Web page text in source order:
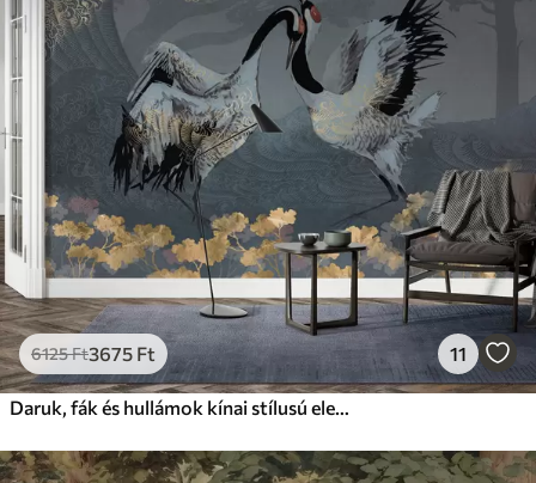
6125Ft3675 Ft 11
Daruk, fák és hullámok kínai stílusú elemekkel